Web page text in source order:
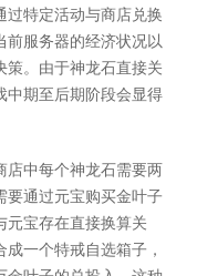
过特定活动与商店兑换
服务器的经济状况以
策。由于神龙石直接关
中期至后期阶段会显得
店中每个神龙石需要两
要通过元宝购买金叶子
元宝存在直接换算关
一个特戒自选箱子，